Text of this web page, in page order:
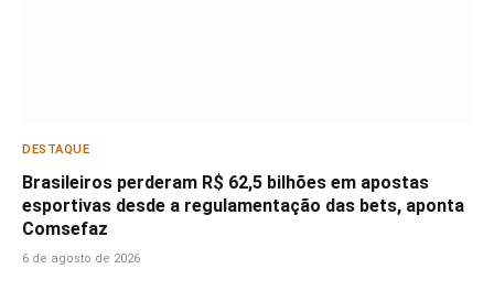
DESTAQUE
Brasileiros perderam R$ 62,5 bilhões em apostas
esportivas desde a regulamentação das bets, aponta
Comsefaz
6 de agosto de 2026